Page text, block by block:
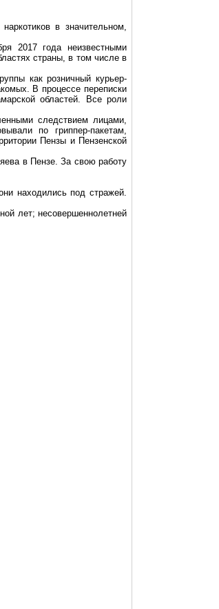
в значительном,
2017 года неизвестными
страны, в том числе в
как розничный курьер-
В процессе переписки
областей. Все роли
следствием лицами,
по гриппер-пакетам,
Пензы и Пензенской
в Пензе. За свою работу
находились под стражей.
лет; несовершеннолетней